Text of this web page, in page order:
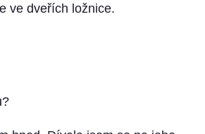
ve dveřích ložnice.